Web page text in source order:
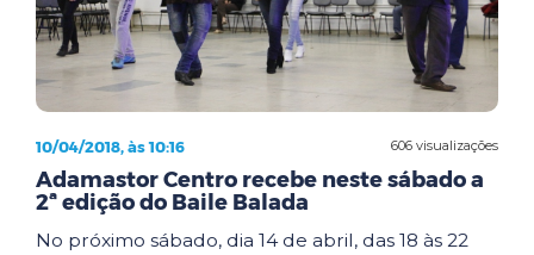
606 visualizações
10/04/2018, às 10:16
Adamastor Centro recebe neste sábado a
2ª edição do Baile Balada
No próximo sábado, dia 14 de abril, das 18 às 22